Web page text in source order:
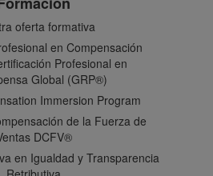
oferta formativa
en Compensación
Profesional en
Global (GRP®)
Immersion Program
de la Fuerza de
DCFV®
en Igualdad y Transparencia